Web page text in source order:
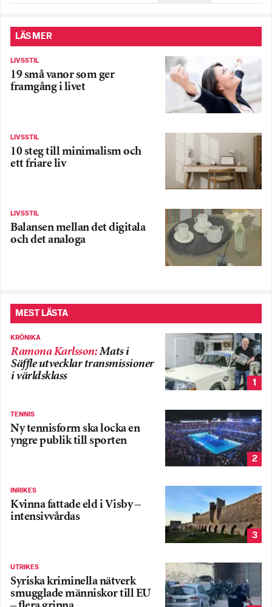
LÄS MER
LIVSSTIL
19 små vanor som ger
framgång i livet
LIVSSTIL
10 steg till minimalism och
ett friare liv
LIVSSTIL
Balansen mellan det digitala
och det analoga
MEST LÄSTA
KRÖNIKA
Ramona Karlsson:Mats i
Säffle utvecklar transmissioner
i världsklass
1
TENNIS
Ny tennisform ska locka en
yngre publik till sporten
2
INRIKES
Kvinna fattade eld i Visby –
intensivvårdas
3
UTRIKES
Syriska kriminella nätverk
smugglade människor till EU